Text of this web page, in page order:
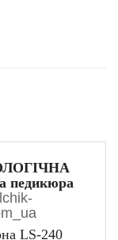
педикюра
LS-240